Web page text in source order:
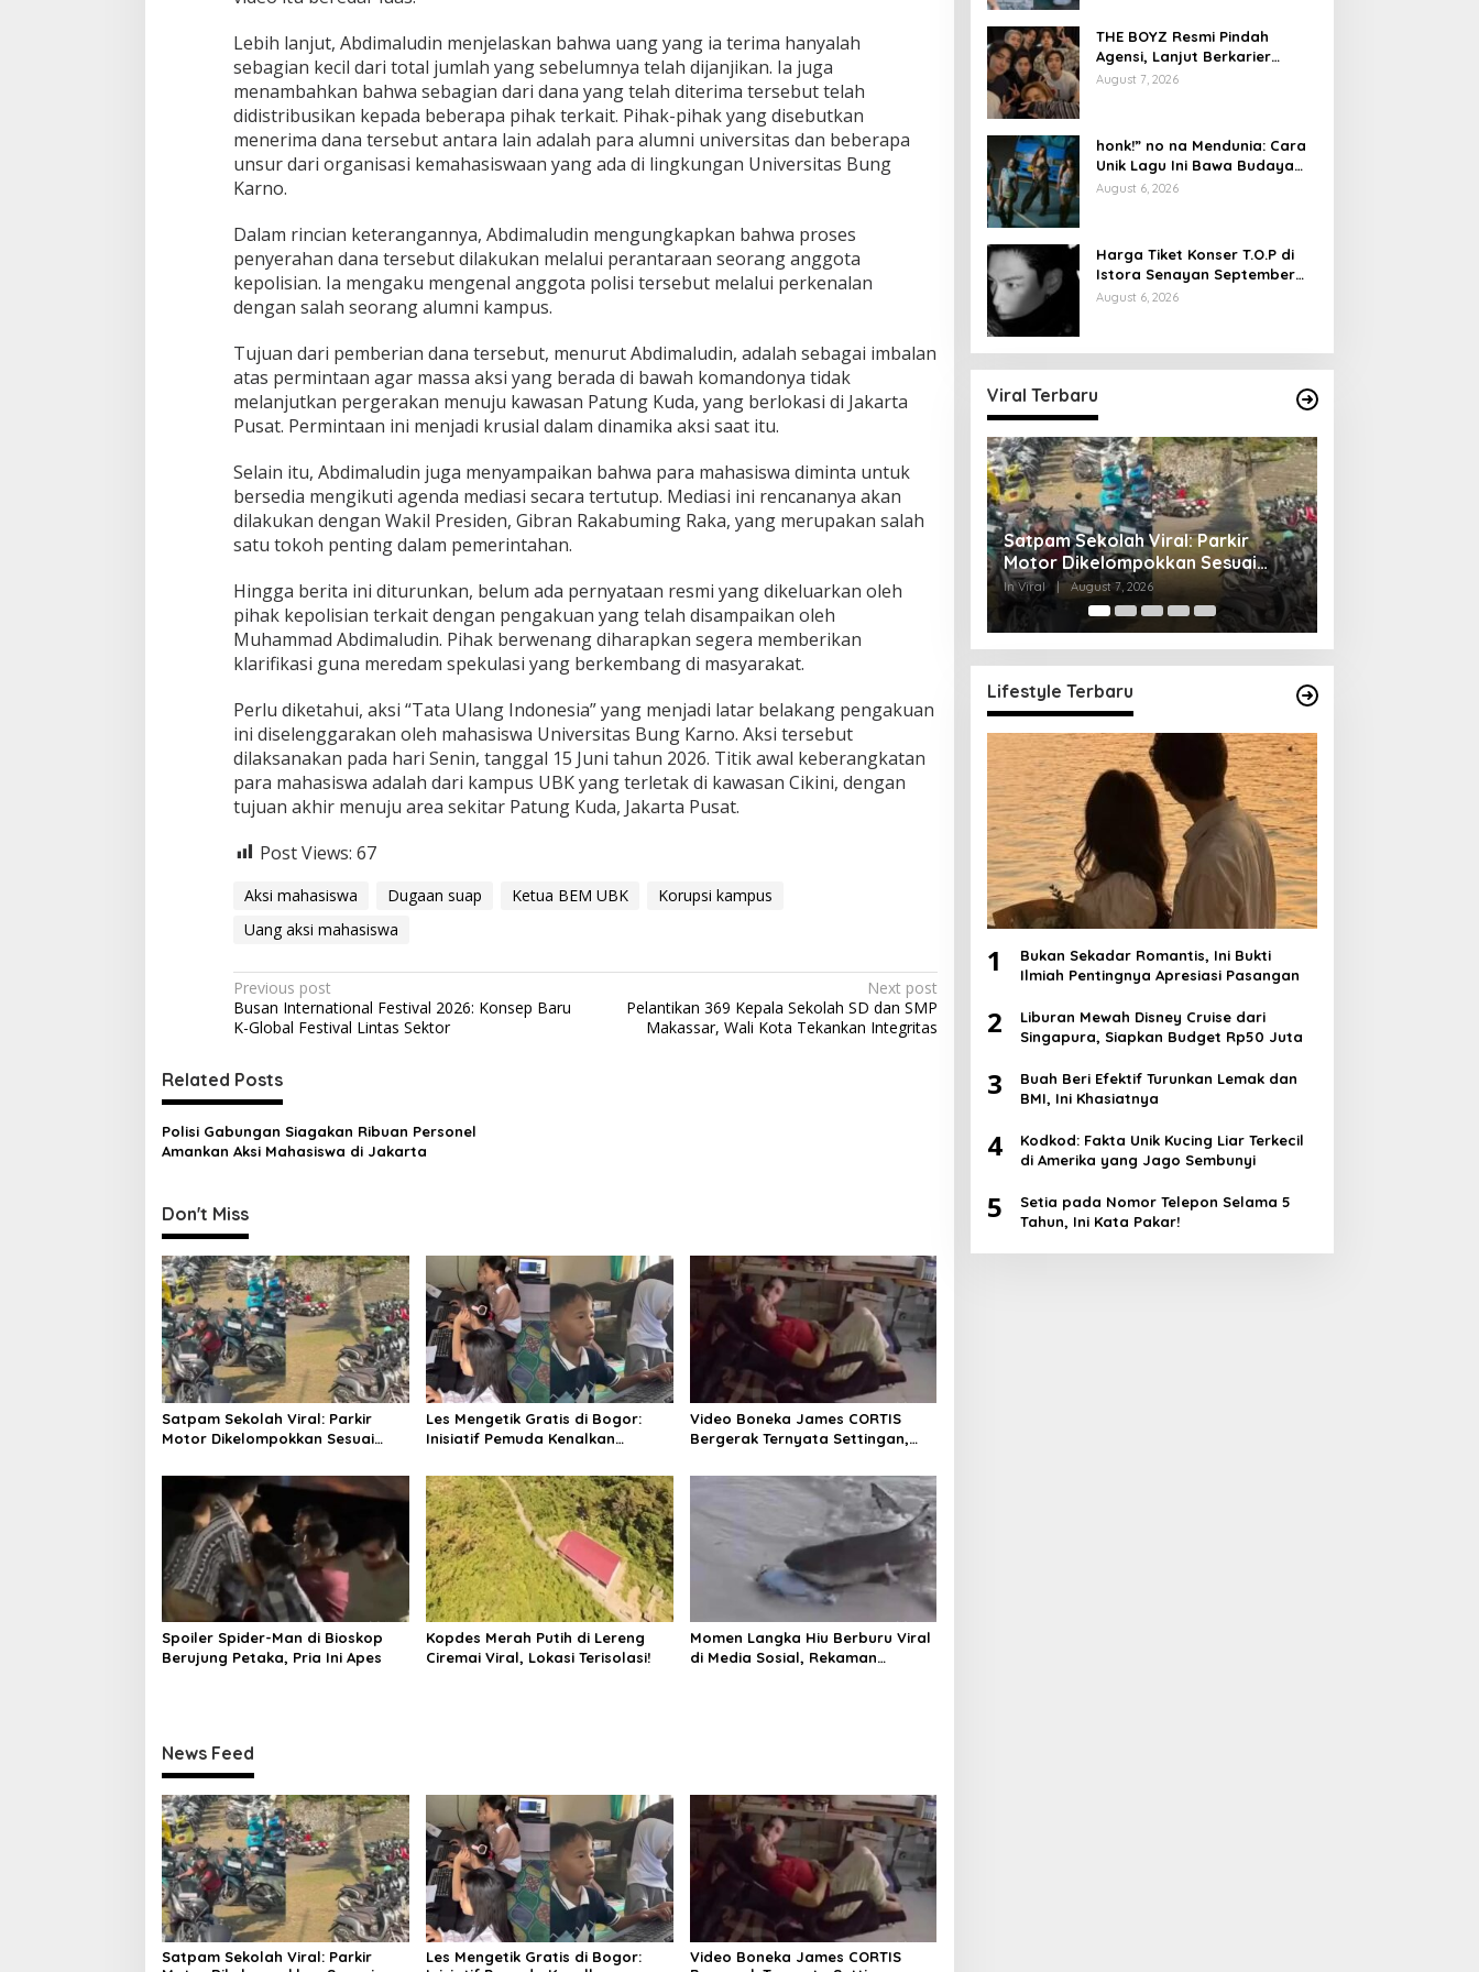
h
t
i
a
n
Lebih lanjut, Abdimaludin menjelaskan bahwa uang yang ia terima hanyalah
sebagian kecil dari total jumlah yang sebelumnya telah dijanjikan. Ia juga
menambahkan bahwa sebagian dari dana yang telah diterima tersebut telah
didistribusikan kepada beberapa pihak terkait. Pihak-pihak yang disebutkan
menerima dana tersebut antara lain adalah para alumni universitas dan beberapa
unsur dari organisasi kemahasiswaan yang ada di lingkungan Universitas Bung
Karno.
Dalam rincian keterangannya, Abdimaludin mengungkapkan bahwa proses
penyerahan dana tersebut dilakukan melalui perantaraan seorang anggota
kepolisian. Ia mengaku mengenal anggota polisi tersebut melalui perkenalan
dengan salah seorang alumni kampus.
Tujuan dari pemberian dana tersebut, menurut Abdimaludin, adalah sebagai imbalan
atas permintaan agar massa aksi yang berada di bawah komandonya tidak
melanjutkan pergerakan menuju kawasan Patung Kuda, yang berlokasi di Jakarta
Pusat. Permintaan ini menjadi krusial dalam dinamika aksi saat itu.
Selain itu, Abdimaludin juga menyampaikan bahwa para mahasiswa diminta untuk
bersedia mengikuti agenda mediasi secara tertutup. Mediasi ini rencananya akan
dilakukan dengan Wakil Presiden, Gibran Rakabuming Raka, yang merupakan salah
satu tokoh penting dalam pemerintahan.
Hingga berita ini diturunkan, belum ada pernyataan resmi yang dikeluarkan oleh
pihak kepolisian terkait dengan pengakuan yang telah disampaikan oleh
Muhammad Abdimaludin. Pihak berwenang diharapkan segera memberikan
klarifikasi guna meredam spekulasi yang berkembang di masyarakat.
Perlu diketahui, aksi “Tata Ulang Indonesia” yang menjadi latar belakang pengakuan
ini diselenggarakan oleh mahasiswa Universitas Bung Karno. Aksi tersebut
dilaksanakan pada hari Senin, tanggal 15 Juni tahun 2026. Titik awal keberangkatan
para mahasiswa adalah dari kampus UBK yang terletak di kawasan Cikini, dengan
tujuan akhir menuju area sekitar Patung Kuda, Jakarta Pusat.
Post Views: 67
Aksi mahasiswa Dugaan suap Ketua BEM UBK
Korupsi kampus
Uang aksi mahasiswa
P
o
t
n
a
i
g
a
t
i
o
n
Previous post
Busan International Festival 2026: Konsep Baru
K-Global Festival Lintas Sektor
Next post
Pelantikan 369 Kepala Sekolah SD dan SMP
Makassar, Wali Kota Tekankan Integritas
Related Posts
Polisi Gabungan Siagakan Ribuan Personel
Amankan Aksi Mahasiswa di Jakarta
Don't Miss
Satpam Sekolah Viral: Parkir
Motor Dikelompokkan Sesuai
Les Mengetik Gratis di Bogor:
Inisiatif Pemuda Kenalkan
Video Boneka James CORTIS
Bergerak Ternyata Settingan,
Spoiler Spider-Man di Bioskop
Berujung Petaka, Pria Ini Apes
Kopdes Merah Putih di Lereng
Ciremai Viral, Lokasi Terisolasi!
Momen Langka Hiu Berburu Viral
di Media Sosial, Rekaman
News Feed
Satpam Sekolah Viral: Parkir
Les Mengetik Gratis di Bogor:
Video Boneka James CORTIS
THE BOYZ Resmi Pindah
Agensi, Lanjut Berkarier
dengan 9 Anggota
August 7, 2026
honk!” no na Mendunia: Cara
Unik Lagu Ini Bawa Budaya
Indonesia
August 6, 2026
Harga Tiket Konser T.O.P di
Istora Senayan September
2026
August 6, 2026
Viral Terbaru
Merk dan Jenis
In Viral | August 7, 2026
Les Mengetik Gratis di Bogor:
Inisiatif Pemuda Kenalkan
Teknologi
In Viral | August 7, 2026
Lifestyle Terbaru
1
Bukan Sekadar Romantis, Ini Bukti
Ilmiah Pentingnya Apresiasi Pasangan
2
Liburan Mewah Disney Cruise dari
Singapura, Siapkan Budget Rp50 Juta
3
Buah Beri Efektif Turunkan Lemak dan
BMI, Ini Khasiatnya
4
Kodkod: Fakta Unik Kucing Liar Terkecil
di Amerika yang Jago Sembunyi
5
Setia pada Nomor Telepon Selama 5
Tahun, Ini Kata Pakar!